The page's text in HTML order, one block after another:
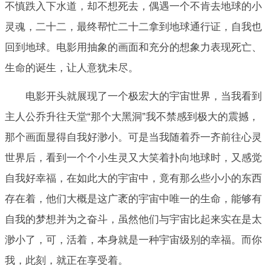
不慎跌入下水道，却不想死去，偶遇一个不肯去地球的小
灵魂，二十二，最终帮忙二十二拿到地球通行证，自我也
回到地球。电影用抽象的画面和充分的想象力表现死亡、
生命的诞生，让人意犹未尽。
电影开头就展现了一个极宏大的宇宙世界，当我看到
主人公乔升往天堂“那个大黑洞”我不禁感到极大的震撼，
那个画面显得自我好渺小。可是当我随着乔一齐前往心灵
世界后，看到一个个小生灵又大笑着扑向地球时，又感觉
自我好幸福，在如此大的宇宙中，竟有那么些小小的东西
存在着，他们大概是这广袤的宇宙中唯一的生命，能够有
自我的梦想并为之奋斗，虽然他们与宇宙比起来实在是太
渺小了，可，活着，本身就是一种宇宙级别的幸福。而你
我，此刻，就正在享受着。